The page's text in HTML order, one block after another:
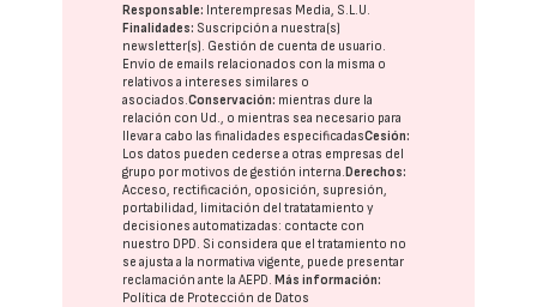
Responsable: Interempresas Media, S.L.U.
Finalidades: Suscripción a nuestra(s)
newsletter(s). Gestión de cuenta de usuario.
Envío de emails relacionados con la misma o
relativos a intereses similares o
asociados.Conservación: mientras dure la
relación con Ud., o mientras sea necesario para
llevar a cabo las finalidades especificadasCesión:
Los datos pueden cederse a otras empresas del
grupo por motivos de gestión interna.Derechos:
Acceso, rectificación, oposición, supresión,
portabilidad, limitación del tratatamiento y
decisiones automatizadas: contacte con
nuestro DPD. Si considera que el tratamiento no
se ajusta a la normativa vigente, puede presentar
reclamación ante laAEPD.Más información:
Política de Protección de Datos